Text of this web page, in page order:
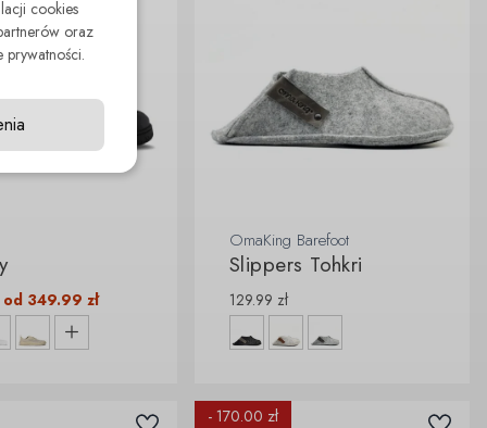
od 349.99 zł
OmaKing Barefoot
Slippers Tohkri
129.99 zł
- 170.00 zł
cookies
oraz